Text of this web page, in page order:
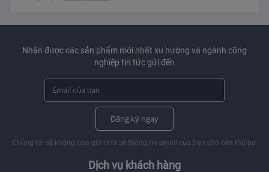
Nhận được các sản phẩm mới nhất xu hướng và ngành công
nghiệp tin tức gửi đến
Đăng ký ngay
Chúng tôi sẽ không bao giờ chia sẻ thông tin email của bạn cho bên thứ ba.
Dịch vụ khách hàng